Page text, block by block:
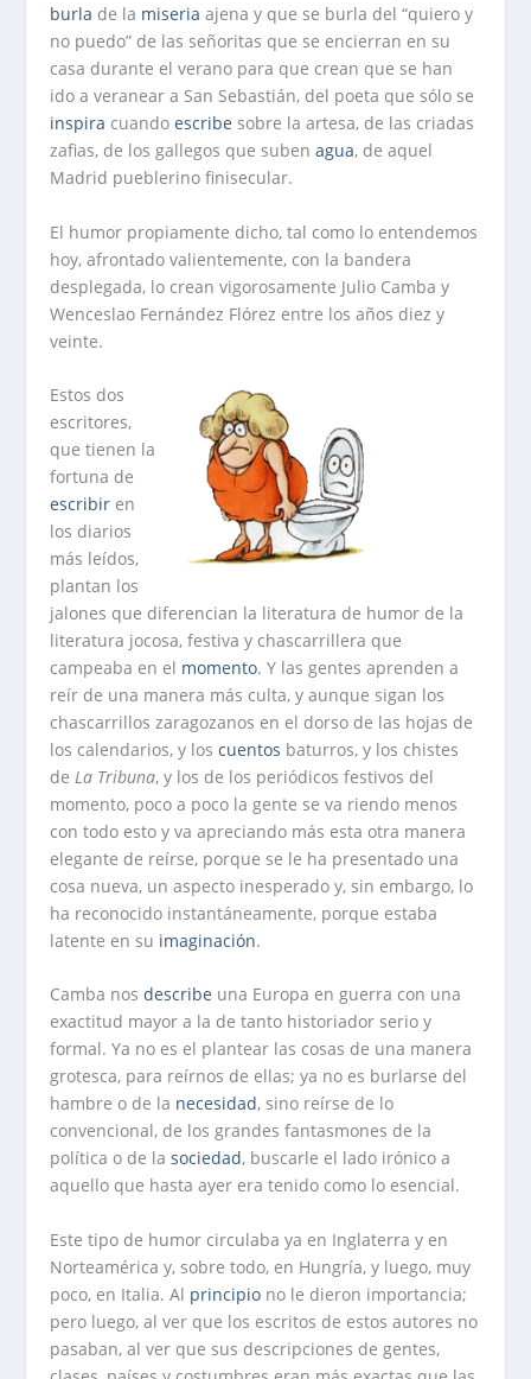
burla de la miseria ajena y que se burla del “quiero y
no puedo” de las señoritas que se encierran en su
casa durante el verano para que crean que se han
ido a veranear a San Sebastián, del poeta que sólo se
inspira cuandoescribe sobre la artesa, de las criadas
zafias, de los gallegos que subenagua, de aquel
Madrid pueblerino finisecular.
El humor propiamente dicho, tal como lo entendemos
hoy, afrontado valientemente, con la bandera
desplegada, lo crean vigorosamente Julio Camba y
Wenceslao Fernández Flórez entre los años diez y
veinte.
Estos dos
escritores,
que tienen la
fortuna de
escribir en
los diarios
más leídos,
plantan los
jalones que diferencian la literatura de humor de la
literatura jocosa, festiva y chascarrillera que
campeaba en el momento. Y las gentes aprenden a
reír de una manera más culta, y aunque sigan los
chascarrillos zaragozanos en el dorso de las hojas de
los calendarios, y loscuentos baturros, y los chistes
deLa Tribuna, y los de los periódicos festivos del
momento, poco a poco la gente se va riendo menos
con todo esto y va apreciando más esta otra manera
elegante de reírse, porque se le ha presentado una
cosa nueva, un aspecto inesperado y, sin embargo, lo
ha reconocido instantáneamente, porque estaba
latente en su imaginación.
Camba nosdescribe una Europa en guerra con una
exactitud mayor a la de tanto historiador serio y
formal. Ya no es el plantear las cosas de una manera
grotesca, para reírnos de ellas; ya no es burlarse del
hambre o de la necesidad, sino reírse de lo
convencional, de los grandes fantasmones de la
política o de lasociedad, buscarle el lado irónico a
aquello que hasta ayer era tenido como lo esencial.
Este tipo de humor circulaba ya en Inglaterra y en
Norteamérica y, sobre todo, en Hungría, y luego, muy
poco, en Italia. Al principio no le dieron importancia;
pero luego, al ver que los escritos de estos autores no
pasaban, al ver que sus descripciones de gentes,